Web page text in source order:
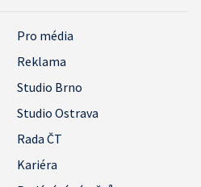
Pro média
Reklama
Studio Brno
Studio Ostrava
Rada ČT
Kariéra